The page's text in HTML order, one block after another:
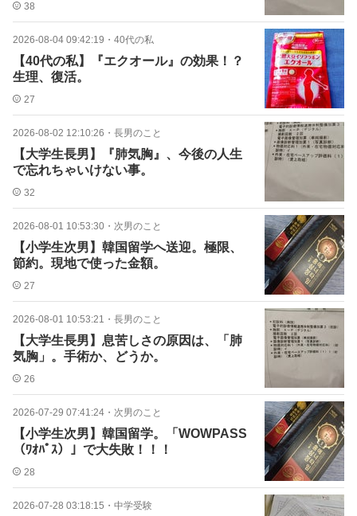
38
2026-08-04 09:42:19 ・ 40代の私
【40代の私】『エクオール』の効果！？
生理、復活。
27
2026-08-02 12:10:26 ・ 長男のこと
【大学生長男】『肺気胸』、今後の人生
で忘れちゃいけない事。
32
2026-08-01 10:53:30 ・ 次男のこと
【小学生次男】韓国留学へ送迎。極限、
節約。現地で使った金額。
27
2026-08-01 10:53:21 ・ 長男のこと
【大学生長男】息苦しさの原因は、「肺
気胸」。手術か、どうか。
26
2026-07-29 07:41:24 ・ 次男のこと
【小学生次男】韓国留学。「WOWPASS
（ﾜｵﾊﾟｽ）」で大失敗！！！
28
2026-07-28 03:18:15 ・ 中学受験